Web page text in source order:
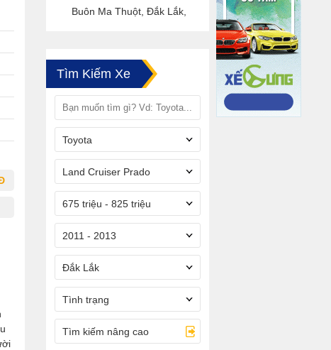
Buôn Ma Thuột, Đắk Lắk,
Tìm Kiếm Xe
Toyota
Land Cruiser Prado
675 triệu - 825 triệu
2011 - 2013
Đắk Lắk
Tình trạng
Tìm kiếm nâng cao